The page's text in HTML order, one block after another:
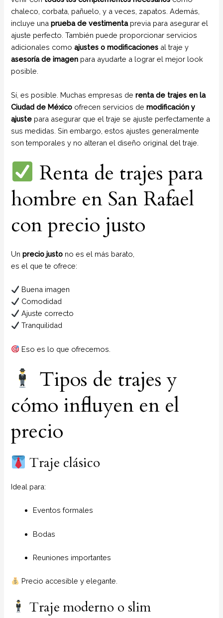
chaleco, corbata, pañuelo, y a veces, zapatos. Además,
incluye unaprueba de vestimentaprevia para asegurar el
ajuste perfecto. También puede proporcionar servicios
adicionales comoajustes o modificaciones al traje y
asesoría de imagen para ayudarte a lograr el mejor look
posible.
Sí, es posible. Muchas empresas derenta de trajes en la
Ciudad de México ofrecen servicios demodificación y
ajuste para asegurar que el traje se ajuste perfectamente a
sus medidas. Sin embargo, estos ajustes generalmente
son temporales y no alteran el diseño original del traje.
Renta de trajes para
hombre en San Rafael
con precio justo
Unprecio justo no es el más barato,
es el que te ofrece:
Buena imagen
Comodidad
Ajuste correcto
Tranquilidad
Eso es lo que ofrecemos.
Tipos de trajes y
cómo influyen en el
precio
Traje clásico
Ideal para:
Eventos formales
Bodas
Reuniones importantes
Precio accesible y elegante.
Traje moderno o slim